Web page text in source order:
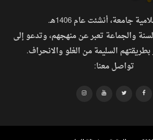
جامعة، أنشئت عام 1406هـ.
والجماعة تعبر عن منهجهم، وتدعو إلى
السليمة من الغلو والانحراف.
تواصل معنا: